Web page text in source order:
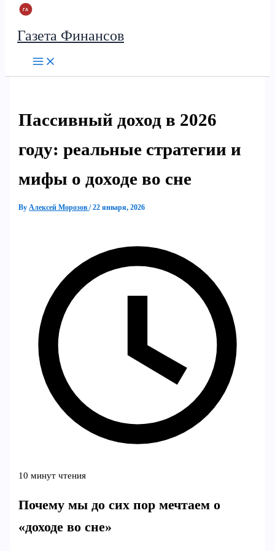
Газета Финансов
Пассивный доход в 2026
году: реальные стратегии и
мифы о доходе во сне
ByАлексей Морозов/22 января, 2026
10 минут чтения
Почему мы до сих пор мечтаем о
«доходе во сне»